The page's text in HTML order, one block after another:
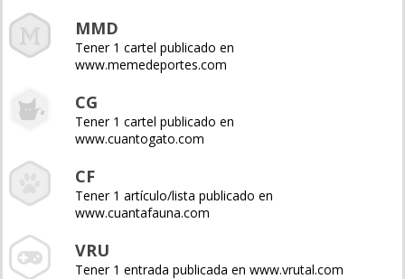
MMD
Tener 1 cartel publicado en
www.memedeportes.com
CG
Tener 1 cartel publicado en
www.cuantogato.com
CF
Tener 1 artículo/lista publicado en
www.cuantafauna.com
VRU
Tener 1 entrada publicada en www.vrutal.com